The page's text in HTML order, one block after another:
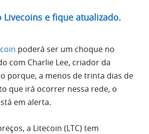
Livecoins e fique atualizado.
poderá ser um choque no
com Charlie Lee, criador da
porque, a menos de trinta dias de
que irá ocorrer nessa rede, o
em alerta.
a Litecoin (LTC) tem